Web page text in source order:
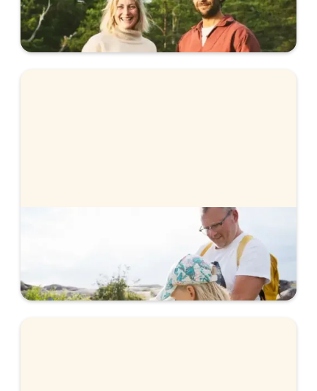
Vi erbjuder färdigförhandlad ränta, helt utan
förhandling. Se våra räntor.
Vi hjälper dig med bolånet när du köper bostad.
Ansök helt digitalt och få svar direkt.